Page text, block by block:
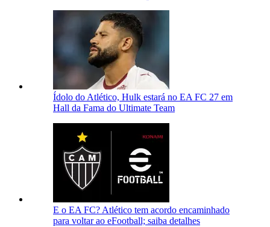
Ídolo do Atlético, Hulk estará no EA FC 27 em
Hall da Fama do Ultimate Team
E o EA FC? Atlético tem acordo encaminhado
para voltar ao eFootball; saiba detalhes